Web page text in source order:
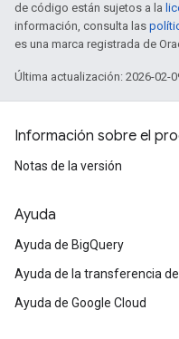
de código están sujetos a la
información, consulta las
es una marca registrada de
Última actualización: 2026-02-
Información sobre el
Notas de la versión
Ayuda
Ayuda de BigQuery
Ayuda de la transferencia
Ayuda de Google Cloud